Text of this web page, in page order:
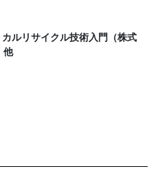
ルリサイクル技術入門（株式
他